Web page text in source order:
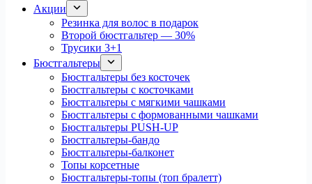
Акции
Резинка для волос в подарок
Второй бюстгальтер — 30%
Трусики 3+1
Бюстгальтеры
Бюстгальтеры без косточек
Бюстгальтеры с косточками
Бюстгальтеры с мягкими чашками
Бюстгальтеры с формованными чашками
Бюстгальтеры PUSH-UP
Бюстгальтеры-бандо
Бюстгальтеры-балконет
Топы корсетные
Бюстгальтеры-топы (топ бралетт)